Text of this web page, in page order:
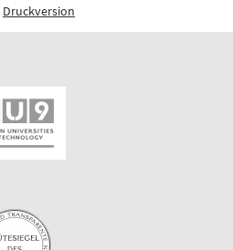
Druckversion